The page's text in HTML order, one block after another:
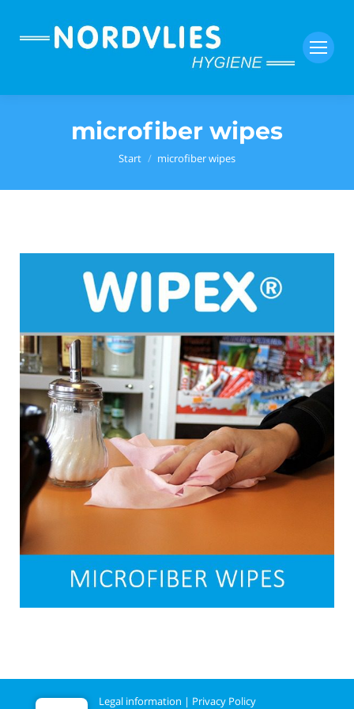
microfiber wipes
Sie befinden sich hier:
Start microfiber wipes
Legal information | Privacy Policy